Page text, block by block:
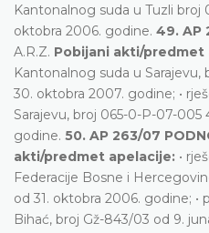
Kantonalnog suda u Tuzli
oktobra 2006. godine. 49. AP
A.R.Z. Pobijani akti/predmet
Kantonalnog suda u
30. oktobra 2007. godine; •
Sarajevu, broj 065-0-P-07-
godine. 50. AP 263/07
akti/predmet apelacije: •
Federacije Bosne i
od 31. oktobra 2006. godine;
Bihać, broj Gž-843/03 od 9.